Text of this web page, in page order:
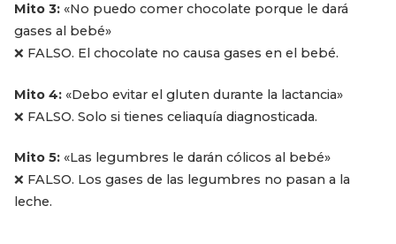
Mito 3: «No puedo comer chocolate porque le dará
gases al bebé»
❌ FALSO. El chocolate no causa gases en el bebé.
Mito 4: «Debo evitar el gluten durante la lactancia»
❌ FALSO. Solo si tienes celiaquía diagnosticada.
Mito 5: «Las legumbres le darán cólicos al bebé»
❌ FALSO. Los gases de las legumbres no pasan a la
leche.